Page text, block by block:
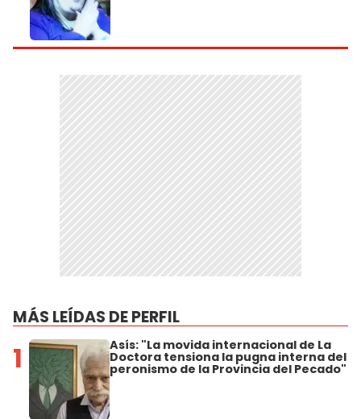
MÁS LEÍDAS DE PERFIL
1 Asís: "La movida internacional de La
Doctora tensiona la pugna interna del
peronismo de la Provincia del Pecado"